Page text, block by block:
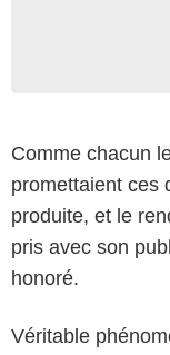
Comme chacun
promettaient ces
produite, et le
pris avec son
honoré.
Véritable